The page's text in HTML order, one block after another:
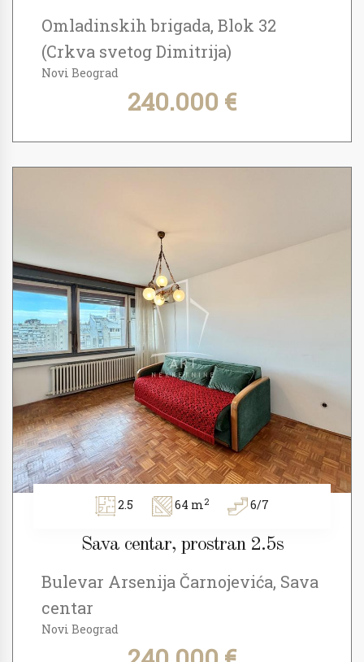
Omladinskih brigada, Blok 32
(Crkva svetog Dimitrija)
Novi Beograd
240.000 €
2.5 64 m2 6/7
Sava centar, prostran 2.5s
Bulevar Arsenija Čarnojevića, Sava
centar
Novi Beograd